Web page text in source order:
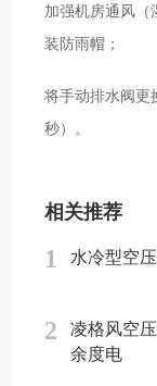
加强机房通风（
装防雨帽；
将手动排水阀更
秒）。
相关推荐
1 水冷型空
2
凌格风空
余度电